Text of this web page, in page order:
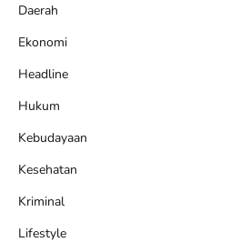
Daerah
Ekonomi
Headline
Hukum
Kebudayaan
Kesehatan
Kriminal
Lifestyle